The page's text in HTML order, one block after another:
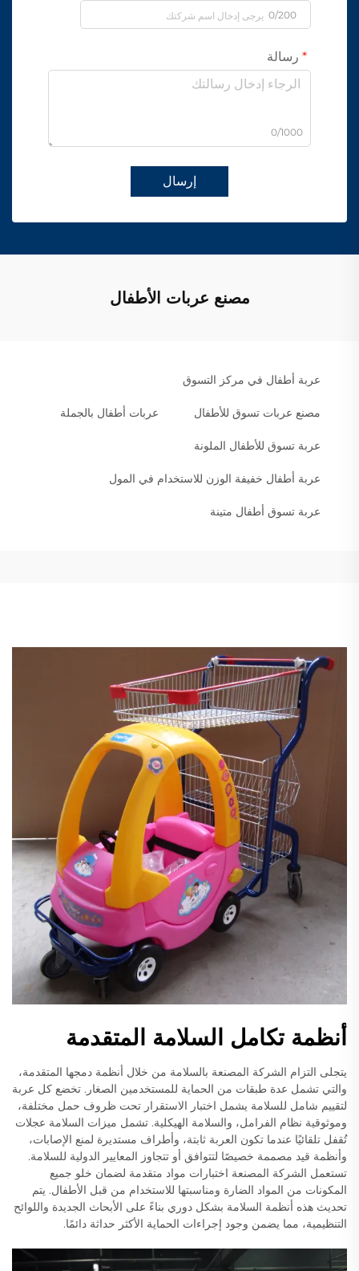
0/200
رسالة
0/1000
إرسال
مصنع عربات الأطفال
عربة أطفال في مركز التسوق
مصنع عربات تسوق للأطفال عربات أطفال بالجملة
عربة تسوق للأطفال الملونة
عربة أطفال خفيفة الوزن للاستخدام في المول
عربة تسوق أطفال متينة
أنظمة تكامل السلامة المتقدمة
يتجلى التزام الشركة المصنعة بالسلامة من خلال أنظمة دمجها المتقدمة،
والتي تشمل عدة طبقات من الحماية للمستخدمين الصغار. تخضع كل عربة
لتقييم شامل للسلامة يشمل اختبار الاستقرار تحت ظروف حمل مختلفة،
وموثوقية نظام الفرامل، والسلامة الهيكلية. تشمل ميزات السلامة عجلات
تُقفل تلقائيًا عندما تكون العربة ثابتة، وأطراف مستديرة لمنع الإصابات،
وأنظمة قيد مصممة خصيصًا لتتوافق أو تتجاوز المعايير الدولية للسلامة.
تستعمل الشركة المصنعة اختبارات مواد متقدمة لضمان خلو جميع
المكونات من المواد الضارة ومناسبتها للاستخدام من قبل الأطفال. يتم
تحديث هذه أنظمة السلامة بشكل دوري بناءً على الأبحاث الجديدة واللوائح
التنظيمية، مما يضمن وجود إجراءات الحماية الأكثر حداثة دائمًا.